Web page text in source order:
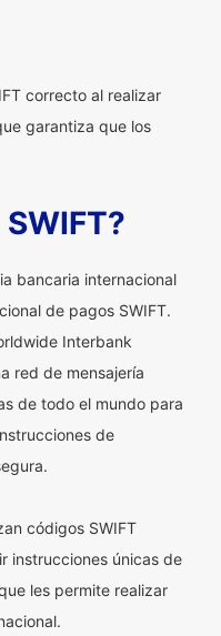
correcto al realizar
garantiza que los
bancaria internacional
de pagos SWIFT.
Interbank
red de mensajería
de todo el mundo para
de
códigos SWIFT
instrucciones únicas de
les permite realizar